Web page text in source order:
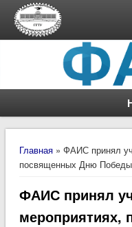
Вы здесь
Главная» ФАИС принял
посвященных Дню Победы
ФАИС принял